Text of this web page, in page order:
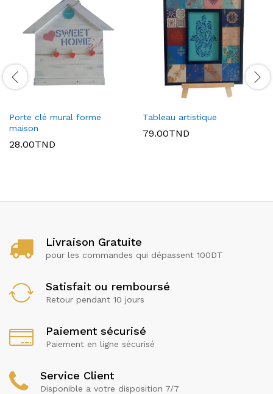
Porte clé mural forme
maison
28.00TND
Tableau artistique
79.00TND
Livraison Gratuite
pour les commandes qui dépassent 100DT
Satisfait ou remboursé
Retour pendant 10 jours
Paiement sécurisé
Paiement en ligne sécurisé
Service Client
Disponible a votre disposition 7/7